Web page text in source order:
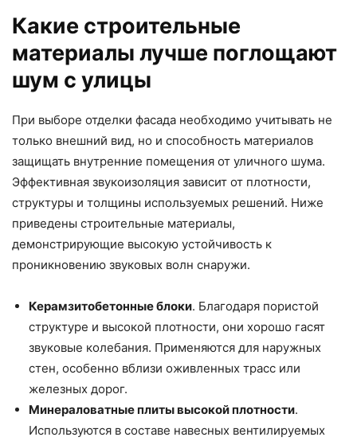
Какие строительные
материалы лучше поглощают
шум с улицы
При выборе отделки фасада необходимо учитывать не
только внешний вид, но и способность материалов
защищать внутренние помещения от уличного шума.
Эффективная звукоизоляция зависит от плотности,
структуры и толщины используемых решений. Ниже
приведены строительные материалы,
демонстрирующие высокую устойчивость к
проникновению звуковых волн снаружи.
Керамзитобетонные блоки. Благодаря пористой
структуре и высокой плотности, они хорошо гасят
звуковые колебания. Применяются для наружных
стен, особенно вблизи оживленных трасс или
железных дорог.
Минераловатные плиты высокой плотности.
Используются в составе навесных вентилируемых